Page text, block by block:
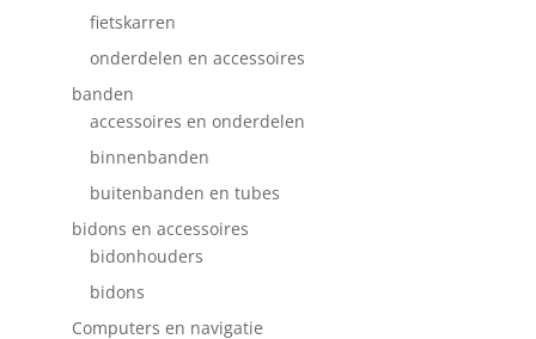
fietskarren
onderdelen en accessoires
banden
accessoires en onderdelen
binnenbanden
buitenbanden en tubes
bidons en accessoires
bidonhouders
bidons
Computers en navigatie